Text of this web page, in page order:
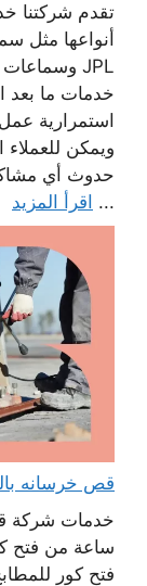
تقدم شركتنا
أنواعها
خدمات ما بعد
استمرارية
ويمكن
حدوث أي
... اقرأ المزيد
قص خرسانه بالليزر الكويت
ساعة من فتح
فتح كور